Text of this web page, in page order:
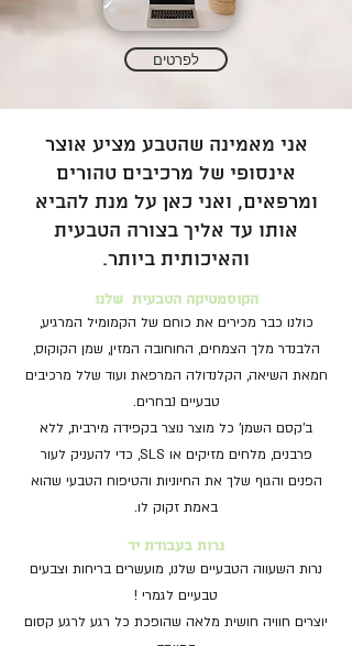
לפרטים
אני מאמינה שהטבע מציע אוצר
אינסופי של מרכיבים טהורים
ומרפאים, ואני כאן על מנת להביא
אותו עד אליך בצורה הטבעית
והאיכותית ביותר.
הקוסמטיקה הטבעית שלנו
כולנו כבר מכירים את כוחם של הקמומיל המרגיע,
הלבנדר מלך הצמחים, החוחובה המזין, שמן הקוקוס,
חמאת השיאה, הקלנדולה המרפאת ועוד שלל מרכיבים
טבעיים נבחרים.
ב'קסם השמן' כל מוצר נוצר בקפידה מירבית, ללא
פרבנים, מלחים מזיקים או SLS, כדי להעניק לעור
הפנים והגוף שלך את החיוניות והטיפוח הטבעי שהוא
באמת זקוק לו.
נרות בעבודת יד
נרות השעווה הטבעיים שלנו, מועשרים בריחות וצבעים
טבעיים לגמרי !
יוצרים חוויה חושית מלאה שהופכת כל רגע לרגע קסום